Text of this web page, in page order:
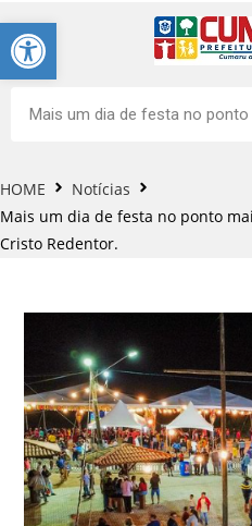
Barra de
HOME
Notícias
Mais um dia de festa no ponto
Cristo Redentor.